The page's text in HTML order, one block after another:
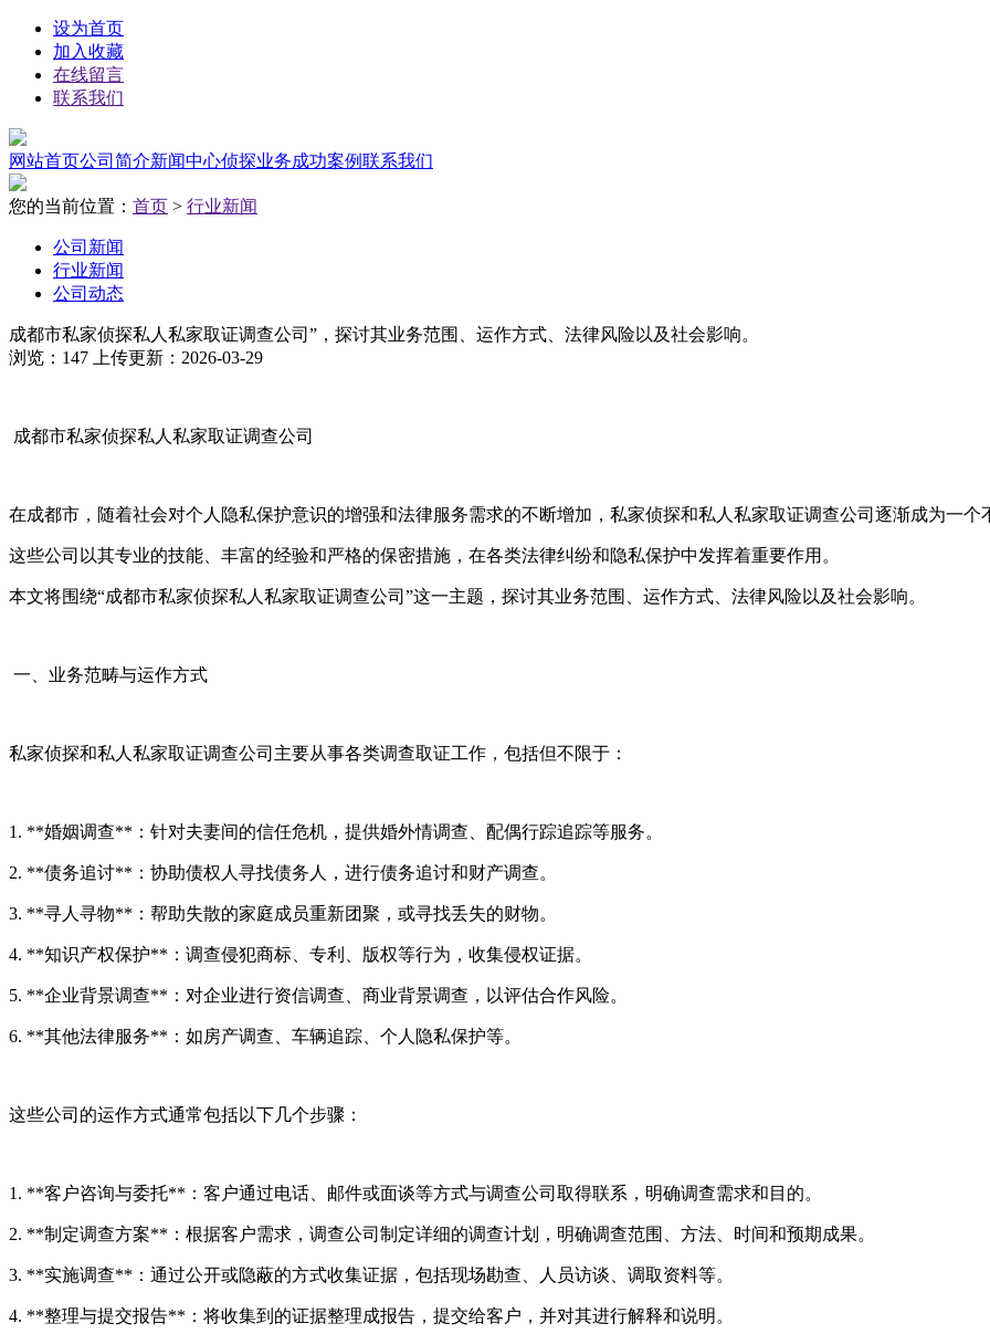
设为首页
加入收藏
在线留言
联系我们
网站首页公司简介新闻中心侦探业务成功案例联系我们
您的当前位置： 首页 > 行业新闻
公司新闻
行业新闻
公司动态
成都市私家侦探私人私家取证调查公司”，探讨其业务范围、运作方式、法律风险以及社会影响。
浏览：147 上传更新：2026-03-29
成都市私家侦探私人私家取证调查公司
在成都市，随着社会对个人隐私保护意识的增强和法律服务需求的不断增加，私家侦探和私人私家取证调查公司逐渐成为一个
这些公司以其专业的技能、丰富的经验和严格的保密措施，在各类法律纠纷和隐私保护中发挥着重要作用。
本文将围绕“成都市私家侦探私人私家取证调查公司”这一主题，探讨其业务范围、运作方式、法律风险以及社会影响。
一、业务范畴与运作方式
私家侦探和私人私家取证调查公司主要从事各类调查取证工作，包括但不限于：
1. **婚姻调查**：针对夫妻间的信任危机，提供婚外情调查、配偶行踪追踪等服务。
2. **债务追讨**：协助债权人寻找债务人，进行债务追讨和财产调查。
3. **寻人寻物**：帮助失散的家庭成员重新团聚，或寻找丢失的财物。
4. **知识产权保护**：调查侵犯商标、专利、版权等行为，收集侵权证据。
5. **企业背景调查**：对企业进行资信调查、商业背景调查，以评估合作风险。
6. **其他法律服务**：如房产调查、车辆追踪、个人隐私保护等。
这些公司的运作方式通常包括以下几个步骤：
1. **客户咨询与委托**：客户通过电话、邮件或面谈等方式与调查公司取得联系，明确调查需求和目的。
2. **制定调查方案**：根据客户需求，调查公司制定详细的调查计划，明确调查范围、方法、时间和预期成果。
3. **实施调查**：通过公开或隐蔽的方式收集证据，包括现场勘查、人员访谈、调取资料等。
4. **整理与提交报告**：将收集到的证据整理成报告，提交给客户，并对其进行解释和说明。